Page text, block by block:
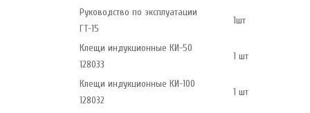
Руководство по эксплуатации
ГТ-15
1шт
Клещи индукционные КИ-50
128033
1 шт
Клещи индукционные КИ-100
128032
1 шт